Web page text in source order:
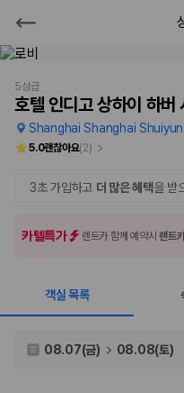
호텔 인디고 상
IHG
2000만 이용고객이 선택한 제주
5성급
호텔 인디고 상하이 하버
Shanghai Shanghai
5.0괜찮아요(2)
3초 가입하고 더 많은 혜택을 받
카텔특가 렌트카 함께 예약시렌트
객실 목록
08.07(금) 08.08(토)